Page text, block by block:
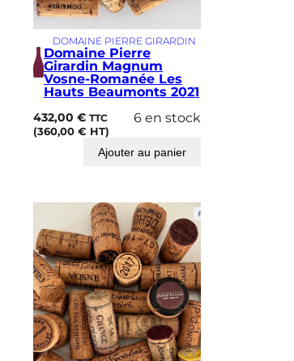
DOMAINE PIERRE GIRARDIN
Domaine Pierre
Girardin Magnum
Vosne-Romanée Les
Hauts Beaumonts 2021
432,00 € TTC
(360,00 €HT)
6 en stock
Ajouter au panier